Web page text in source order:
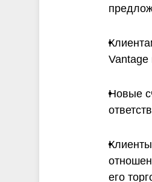
Vantage
Новые
его